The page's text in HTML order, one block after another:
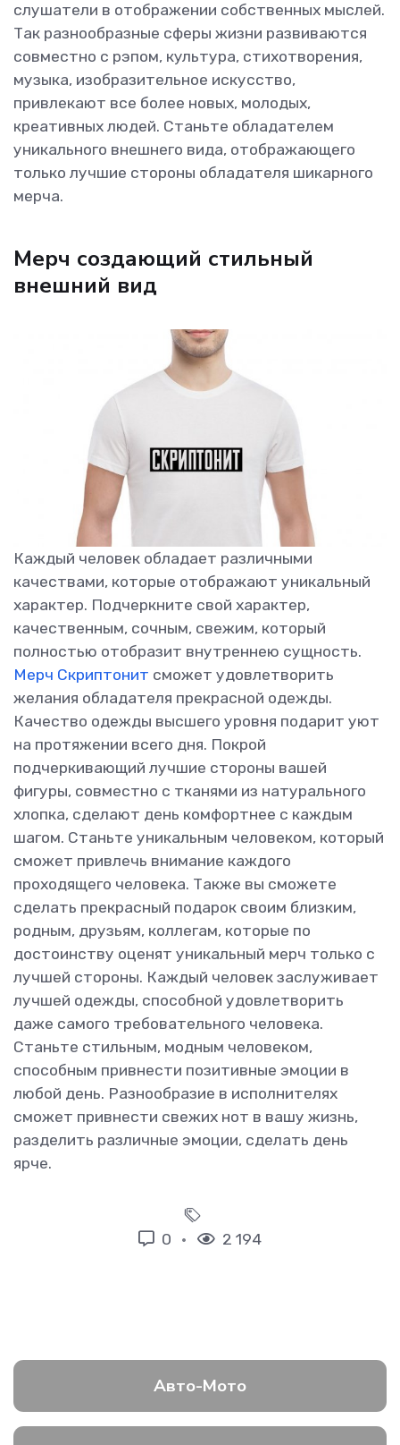
слушатели в отображении собственных мыслей.
Так разнообразные сферы жизни развиваются
совместно с рэпом, культура, стихотворения,
музыка, изобразительное искусство,
привлекают все более новых, молодых,
креативных людей. Станьте обладателем
уникального внешнего вида, отображающего
только лучшие стороны обладателя шикарного
мерча.
Мерч создающий стильный
внешний вид
Каждый человек обладает различными
качествами, которые отображают уникальный
характер. Подчеркните свой характер,
качественным, сочным, свежим, который
полностью отобразит внутреннею сущность.
Мерч Скриптонит сможет удовлетворить
желания обладателя прекрасной одежды.
Качество одежды высшего уровня подарит уют
на протяжении всего дня. Покрой
подчеркивающий лучшие стороны вашей
фигуры, совместно с тканями из натурального
хлопка, сделают день комфортнее с каждым
шагом. Станьте уникальным человеком, который
сможет привлечь внимание каждого
проходящего человека. Также вы сможете
сделать прекрасный подарок своим близким,
родным, друзьям, коллегам, которые по
достоинству оценят уникальный мерч только с
лучшей стороны. Каждый человек заслуживает
лучшей одежды, способной удовлетворить
даже самого требовательного человека.
Станьте стильным, модным человеком,
способным привнести позитивные эмоции в
любой день. Разнообразие в исполнителях
сможет привнести свежих нот в вашу жизнь,
разделить различные эмоции, сделать день
ярче.
0 2 194
Авто-Мото